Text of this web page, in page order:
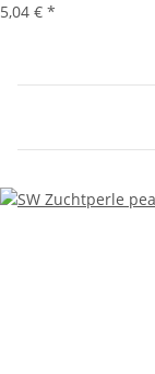
5,04 € *